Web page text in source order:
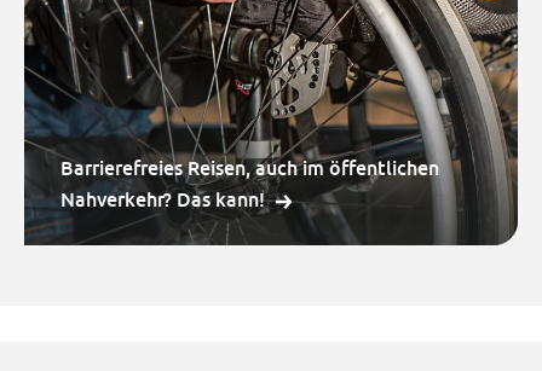
Barrierefreies Reisen, auch im öffentlichen
Nahverkehr? Das kann!